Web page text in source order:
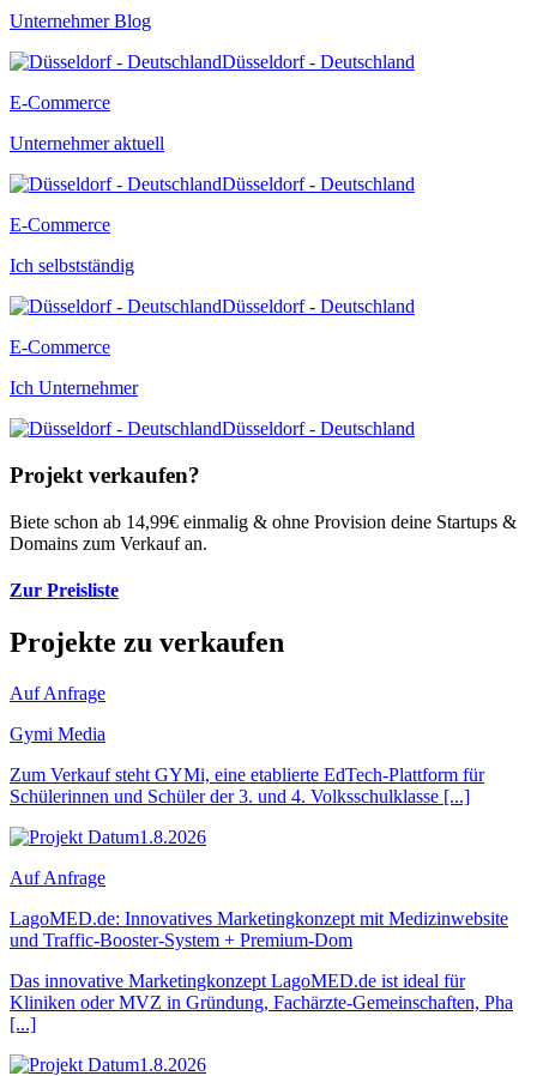
Unternehmer Blog
Düsseldorf - Deutschland
E-Commerce
Unternehmer aktuell
Düsseldorf - Deutschland
E-Commerce
Ich selbstständig
Düsseldorf - Deutschland
E-Commerce
Ich Unternehmer
Düsseldorf - Deutschland
Projekt verkaufen?
Biete schon ab 14,99€ einmalig & ohne Provision deine Startups &
Domains zum Verkauf an.
Zur Preisliste
Projekte zu verkaufen
Auf Anfrage
Gymi Media
Zum Verkauf steht GYMi, eine etablierte EdTech-Plattform für
Schülerinnen und Schüler der 3. und 4. Volksschulklasse [...]
1.8.2026
Auf Anfrage
LagoMED.de: Innovatives Marketingkonzept mit Medizinwebsite
und Traffic-Booster-System + Premium-Dom
Das innovative Marketingkonzept LagoMED.de ist ideal für
Kliniken oder MVZ in Gründung, Fachärzte-Gemeinschaften, Pha
[...]
1.8.2026